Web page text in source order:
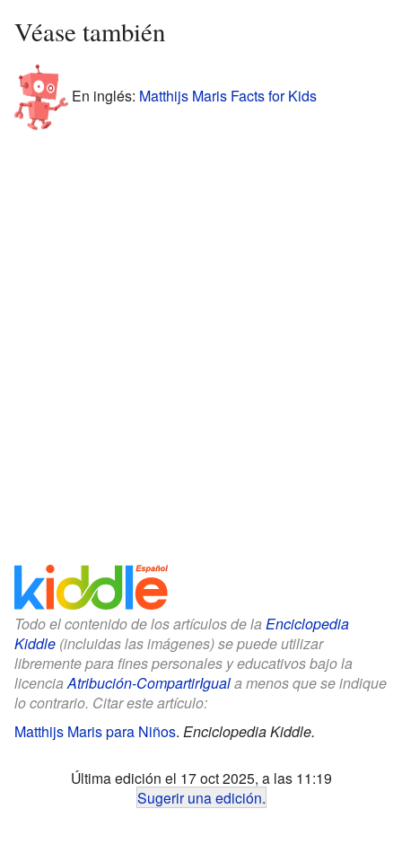
Véase también
En inglés: Matthijs Maris Facts for Kids
Todo el contenido de los artículos de la Enciclopedia
Kiddle (incluidas las imágenes) se puede utilizar
libremente para fines personales y educativos bajo la
licenciaAtribución-CompartirIguala menos que se indique
lo contrario. Citar este artículo:
Matthijs Maris para Niños. Enciclopedia Kiddle.
Última edición el 17 oct 2025, a las 11:19
Sugerir una edición.